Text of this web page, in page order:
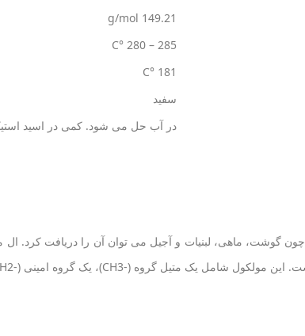
149.21 g/mol
285 – 280 °C
181 °C
سفید
در آب حل می شود. کمی در اسید
چون گوشت، ماهی، لبنیات و آجیل می توان آن را دریافت کرد.